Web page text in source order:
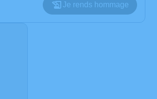
Je rends hommage